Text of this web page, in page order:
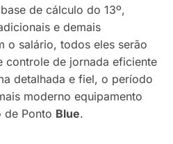
de cálculo do 13º,
e demais
o salário, todos eles serão
controle de jornada eficiente
detalhada e fiel, o período
moderno equipamento
de Ponto Blue.